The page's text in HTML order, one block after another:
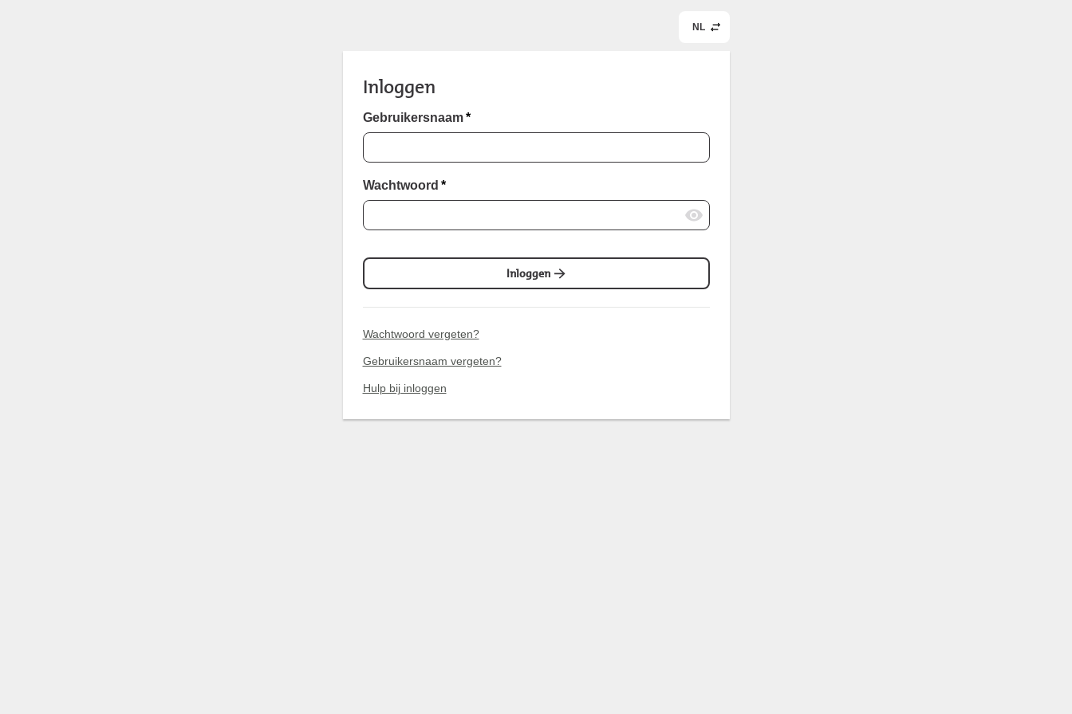
NL
Inloggen
Gebruikersnaam *
Wachtwoord *
Inloggen
Wachtwoord vergeten?
Gebruikersnaam vergeten?
Hulp bij inloggen